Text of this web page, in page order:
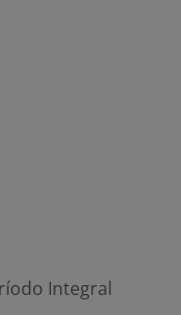
Integral